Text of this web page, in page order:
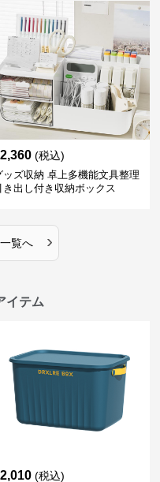
2,360 (税込)
ッズ収納 卓上多機能文具整理
き出し付き収納ボックス
覧へ ›
イテム
2,010 (税込)